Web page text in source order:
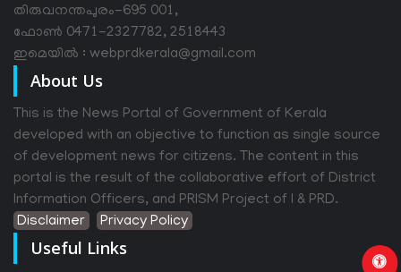
തിരുവനന്തപുരം-695 001,
ഫോൺ 0471-2327782, 2518443
ഇമെയിൽ : webprdkerala@gmail.com
About Us
This is the News Portal of Government of Kerala
developed with an objective to function as single source
of development news for citizens. The content in this
portal is the result of the collaborative effort of District
Information Officers, and PRISM Project of I & PRD.
Disclaimer
Privacy Policy
Useful Links